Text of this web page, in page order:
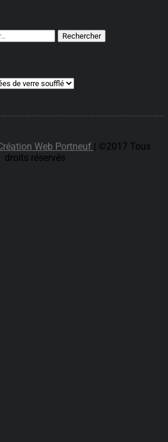
Web Portneuf
| ©2017 Tous
droits réservés